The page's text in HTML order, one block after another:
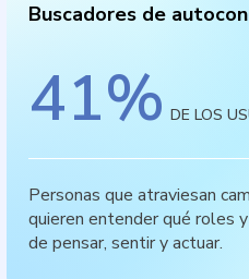
Buscadores de
41% DE LOS
Personas que atraviesan
quieren entender qué roles
de pensar, sentir y actuar.